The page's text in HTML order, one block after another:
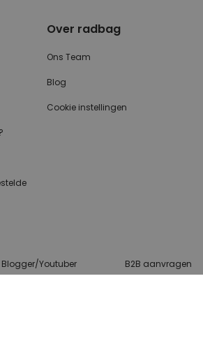
Over radbag
Ons Team
Blog
Cookie instellingen
Blogger/Youtuber B2B aanvragen